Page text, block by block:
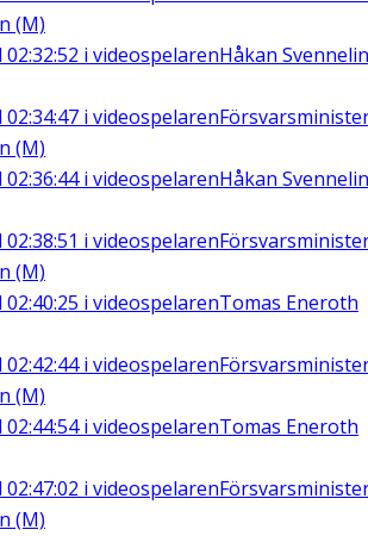
(M)
02:32:52 i videospelarenHåkan
02:34:47 i videospelaren
(M)
02:36:44i videospelarenHåkan
02:38:51 i videospelaren
(M)
02:40:25 i videospelarenTomas Eneroth
02:42:44i videospelaren
(M)
02:44:54i videospelarenTomas Eneroth
02:47:02 i videospelaren
(M)